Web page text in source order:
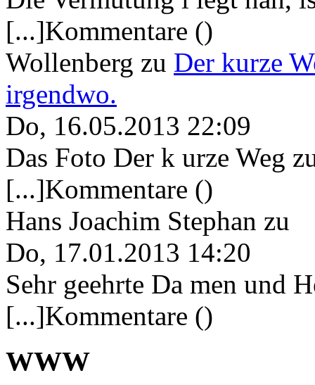
[...]Kommentare ()
Wollenberg zu Der kurze
irgendwo.
Do, 16.05.2013 22:09
Das Foto Der k urze Weg
[...]Kommentare ()
Hans Joachim Stephan zu
Do, 17.01.2013 14:20
Sehr geehrte Da men und
[...]Kommentare ()
WWW